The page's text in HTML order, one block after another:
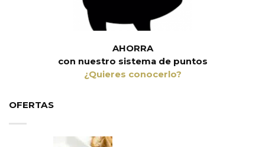
AHORRA
con nuestro sistema de puntos
¿Quieres conocerlo?
OFERTAS